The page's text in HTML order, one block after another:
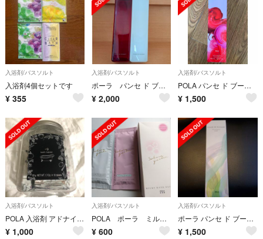
入浴剤/バスソルト
入浴剤4個セットです
¥ 355
入浴剤/バスソルト
ポーラ パンセ ド ブーケ ブラン、ルージュセット
¥ 2,000
入浴剤/バスソルト
POLA パンセ ド ブーケ 浴用化粧料
¥ 1,500
入浴剤/バスソルト
POLA 入浴剤 アドナインス バスタブレット
¥ 1,000
入浴剤/バスソルト
POLA ポーラ ミルキィバス ミルキーバス 入浴剤 さくら 6包
¥ 600
入浴剤/バスソルト
ポーラ パンセ ド ブーケ バスエッセンス ブラン
¥ 1,500